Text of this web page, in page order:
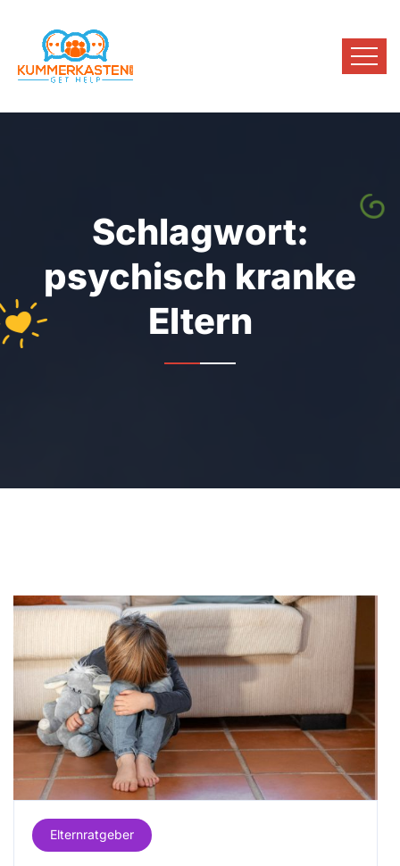
Schlagwort:
psychisch kranke
Eltern
Elternratgeber